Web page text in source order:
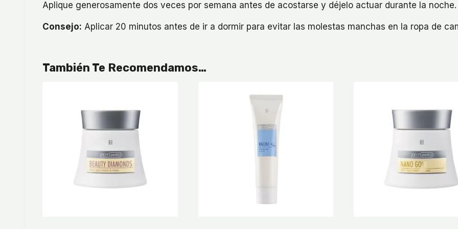
Aplique generosamente dos veces por semana antes de acostarse y déjelo actuar durante la noche.
Consejo: Aplicar 20 minutos antes de ir a dormir para evitar las molestas manchas en la ropa de
También Te Recomendamos…